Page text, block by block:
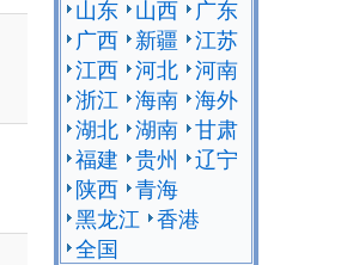
山东 山西
广东
广西 新疆 江苏
江西 河北 河南
浙江 海南 海外
湖北 湖南 甘肃
福建 贵州
辽宁
陕西 青海
黑龙江 香港
全国